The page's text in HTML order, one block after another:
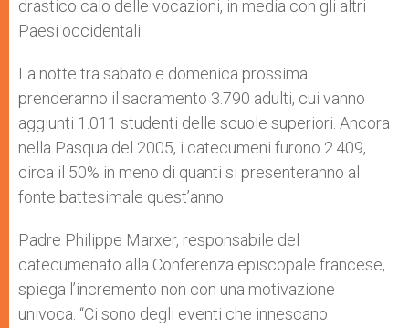
drastico calo delle vocazioni, in media con gli altri
Paesi occidentali.
La notte tra sabato e domenica prossima
prenderanno il sacramento 3.790 adulti, cui vanno
aggiunti 1.011 studenti delle scuole superiori. Ancora
nella Pasqua del 2005, i catecumeni furono 2.409,
circa il 50% in meno di quanti si presenteranno al
fonte battesimale quest’anno.
Padre Philippe Marxer, responsabile del
catecumenato alla Conferenza episcopale francese,
spiega l’incremento non con una motivazione
univoca. “Ci sono degli eventi che innescano